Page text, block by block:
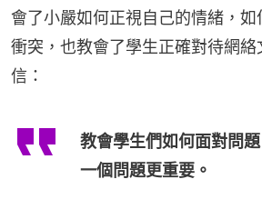
會了小嚴如何正視自己的情緒，
衝突，也教會了學生正確對待網絡
信：
教會學生們如何面對問
一個問題更重要。